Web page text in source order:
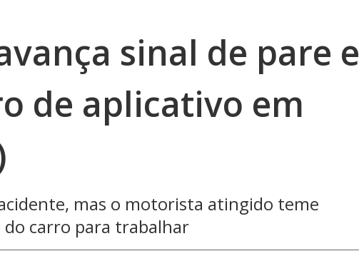
sinal de pare e
de aplicativo em
mas o motorista atingido teme
do carro para trabalhar